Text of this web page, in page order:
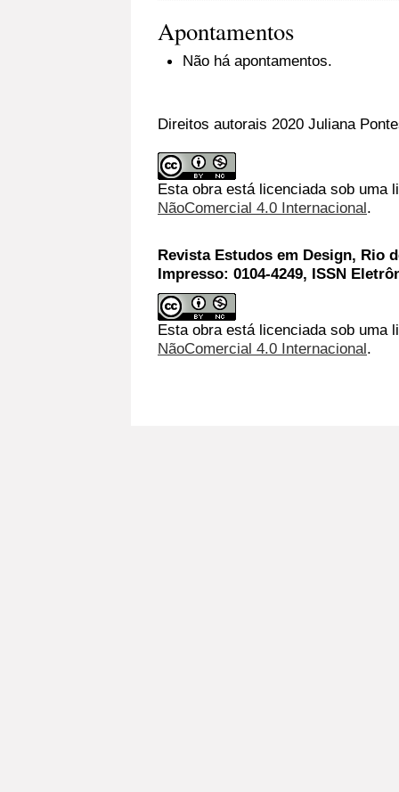
Apontamentos
Não há apontamentos.
Direitos autorais 2020 Juliana
Esta obra está licenciada sob uma
NãoComercial 4.0 Internacional.
Revista Estudos em Design, Rio
Impresso: 0104-4249, ISSN
Esta obra está licenciada sob uma
NãoComercial 4.0 Internacional.